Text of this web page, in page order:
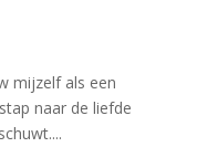
mijzelf als een
naar de liefde